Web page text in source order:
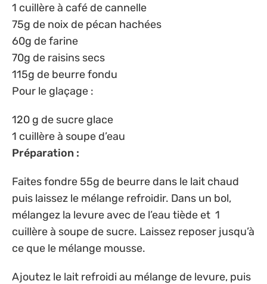
1 cuillère à café de cannelle
75g de noix de pécan hachées
60g de farine
70g de raisins secs
115g de beurre fondu
Pour le glaçage :
120 g de sucre glace
1 cuillère à soupe d’eau
Préparation :
Faites fondre 55g de beurre dans le lait chaud
puis laissez le mélange refroidir. Dans un bol,
mélangez la levure avec de l’eau tiède et 1
cuillère à soupe de sucre. Laissez reposer jusqu’à
ce que le mélange mousse.
Ajoutez le lait refroidi au mélange de levure, puis